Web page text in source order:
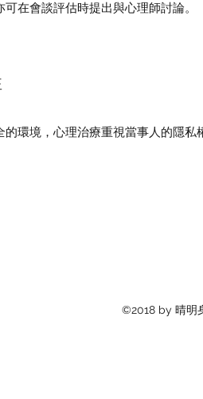
在會談評估時提出與心理師討論。
環境，心理治療重視當事人的隱
©2018 by 晴明